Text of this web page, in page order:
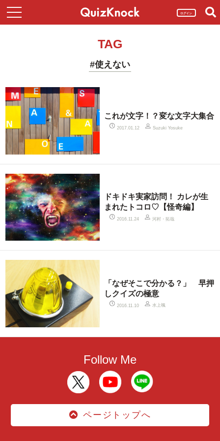
ログイン
TAG
#使えない
これが文字！？変な文字大集合
2017.01.12 Suzuki Yosuke
ドキドキ実家訪問！ カレが生
まれたトコロ♡【怪奇編】
2016.11.24 河村・拓哉
「なぜそこで分かる？」 早押
しクイズの極意
2016.11.10 水上颯
Follow Me
ページトップへ